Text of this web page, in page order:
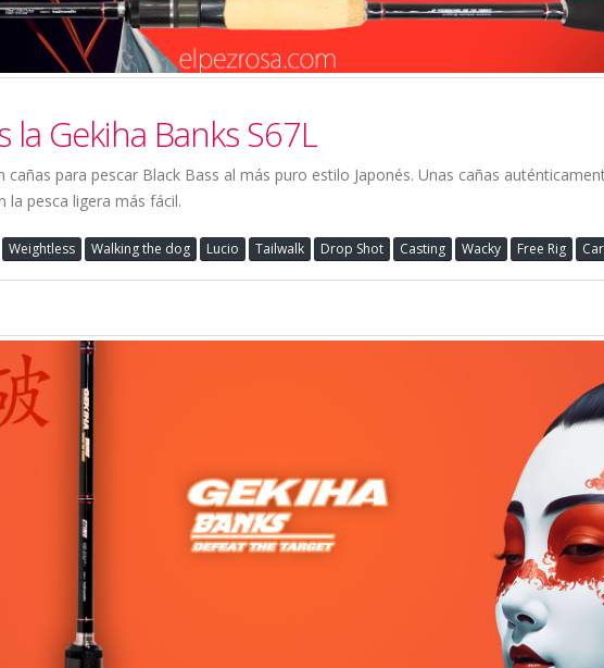
la Gekiha Banks S67L
cañas para pescar Black Bass al más puro estilo Japonés. Unas cañas
la pesca ligera más fácil.
Weightless Walking the dog Lucio Tailwalk Drop Shot Casting Wacky Free Rig